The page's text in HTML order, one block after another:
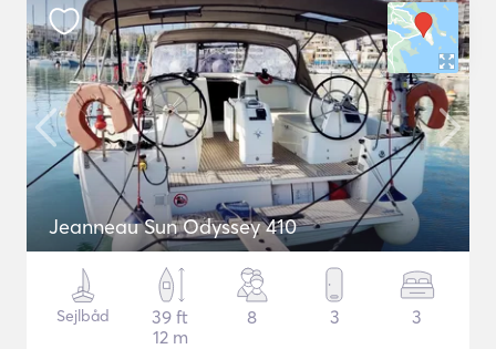
Jeanneau Sun Odyssey 410
Sejlbåd
39 ft
12 m
8 3 3